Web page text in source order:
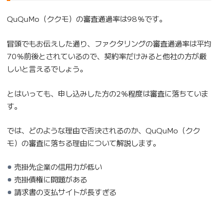
QuQuMo（ククモ）の審査通過率は98％です。
冒頭でもお伝えした通り、ファクタリングの審査通過率は平均
70％前後とされているので、契約率だけみると他社の方が厳
しいと言えるでしょう。
とはいっても、申し込みした方の2％程度は審査に落ちていま
す。
では、どのような理由で否決されるのか、QuQuMo（クク
モ）の審査に落ちる理由について解説します。
売掛先企業の信用力が低い
売掛債権に問題がある
請求書の支払サイトが長すぎる